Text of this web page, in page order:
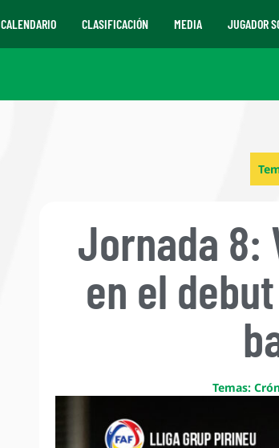
CALENDARIO CLASIFICACIÓN MEDIA JUGADOR
Jornada 8:
en el
Temas: